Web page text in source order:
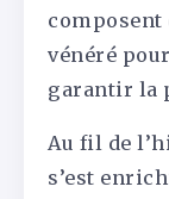
composent
vénéré
garantir la
Au fil de
s’est